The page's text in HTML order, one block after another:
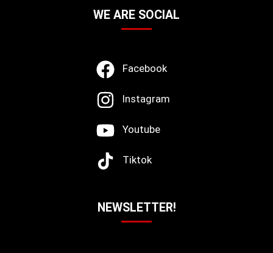
WE ARE SOCIAL
Facebook
Instagram
Youtube
Tiktok
NEWSLETTER!